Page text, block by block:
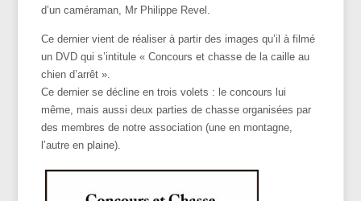
d’un caméraman, Mr Philippe Revel.
Ce dernier vient de réaliser à partir des images qu’il à filmé
un DVD qui s’intitule « Concours et chasse de la caille au
chien d’arrêt ».
Ce dernier se décline en trois volets : le concours lui
même, mais aussi deux parties de chasse organisées par
des membres de notre association (une en montagne,
l’autre en plaine).